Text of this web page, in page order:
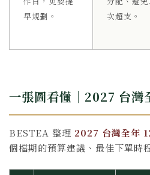
早規劃。
次超支。
一張圖看懂｜2027 台灣
BESTEA 整理 2027 台灣全年
個檔期的預算建議、最佳下單時